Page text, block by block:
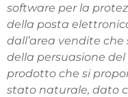
software per la
della posta
dall’area vendite
della persuasione
prodotto che si
stato naturale, dato